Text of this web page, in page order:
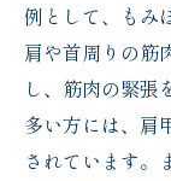
例として、もみ
肩や首周りの筋
し、筋肉の緊張
多い方には、肩
されています。